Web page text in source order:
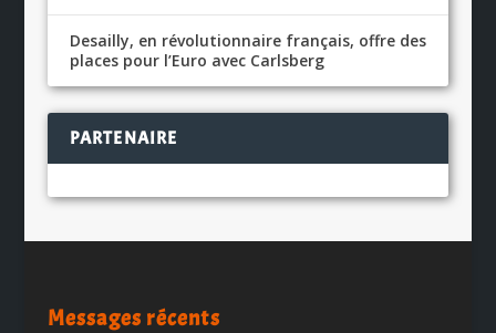
Desailly, en révolutionnaire français, offre des
places pour l’Euro avec Carlsberg
PARTENAIRE
Messages récents